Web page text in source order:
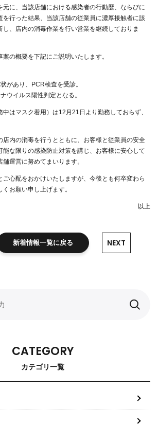
元に、当該店舗における感染者の行動歴、ならびに
を行った結果、当該店舗の従業員に濃厚接触者に該
し、店内の消毒作業を行い営業を継続しておりま
の概要を下記にご説明いたします。
があり、PCR検査を受診。
ウイルス陽性判定となる。
はマスク着用）は12月21日より勤務しておらず、
店内の消毒を行うとともに、お客様と従業員の安全
能な限りの感染防止対策を講じ、お客様に安心して
運営に努めてまいります。
ご心配をおかけいたしますが、今後とも何卒変わら
お願い申し上げます。
以上
新着情報一覧に戻る NEXT
CATEGORY
カテゴリ一覧